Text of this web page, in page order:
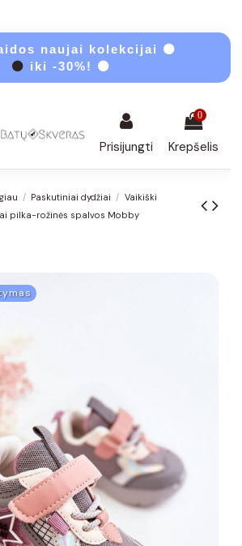
naujai kolekcijai ⚫
⚫ iki -30%! ⚫
Prisijungti
0
Krepšelis
Paskutiniai dydžiai
Vaikiški
pilka-rožinės spalvos Mobby